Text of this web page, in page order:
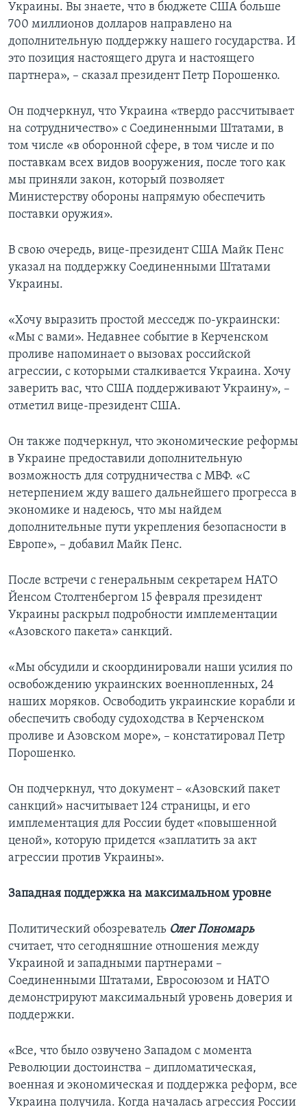
Украины. Вы знаете, что в бюджете США больше
700 миллионов долларов направлено на
дополнительную поддержку нашего государства. И
это позиция настоящего друга и настоящего
партнера», – сказал президент Петр Порошенко.
Он подчеркнул, что Украина «твердо рассчитывает
на сотрудничество» с Соединенными Штатами, в
том числе «в оборонной сфере, в том числе и по
поставкам всех видов вооружения, после того как
мы приняли закон, который позволяет
Министерству обороны напрямую обеспечить
поставки оружия».
В свою очередь, вице-президент США Майк Пенс
указал на поддержку Соединенными Штатами
Украины.
«Хочу выразить простой месседж по-украински:
«Мы с вами». Недавнее событие в Керченском
проливе напоминает о вызовах российской
агрессии, с которыми сталкивается Украина. Хочу
заверить вас, что США поддерживают Украину», –
отметил вице-президент США.
Он также подчеркнул, что экономические реформы
в Украине предоставили дополнительную
возможность для сотрудничества с МВФ. «С
нетерпением жду вашего дальнейшего прогресса в
экономике и надеюсь, что мы найдем
дополнительные пути укрепления безопасности в
Европе», – добавил Майк Пенс.
После встречи с генеральным секретарем НАТО
Йенсом Столтенбергом 15 февраля президент
Украины раскрыл подробности имплементации
«Азовского пакета» санкций.
«Мы обсудили и скоординировали наши усилия по
освобождению украинских военнопленных, 24
наших моряков. Освободить украинские корабли и
обеспечить свободу судоходства в Керченском
проливе и Азовском море», – констатировал Петр
Порошенко.
Он подчеркнул, что документ – «Азовский пакет
санкций» насчитывает 124 страницы, и его
имплементация для России будет «повышенной
ценой», которую придется «заплатить за акт
агрессии против Украины».
Западная поддержка на максимальном уровне
Политический обозреватель Олег Пономарь
считает, что сегодняшние отношения между
Украиной и западными партнерами –
Соединенными Штатами, Евросоюзом и НАТО
демонстрируют максимальный уровень доверия и
поддержки.
«Все, что было озвучено Западом с момента
Революции достоинства – дипломатическая,
военная и экономическая и поддержка реформ, все
Украина получила. Когда началась агрессия России